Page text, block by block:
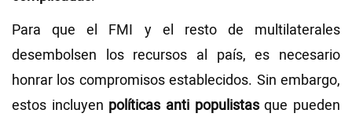
Para que el FMI y el resto de multilaterales
desembolsen los recursos al país, es necesario
honrar los compromisos establecidos. Sin embargo,
estos incluyen políticas anti populistasque pueden